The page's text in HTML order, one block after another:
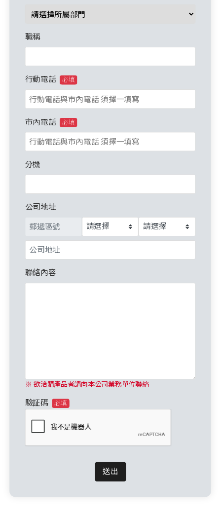
職稱
行動電話 必填
市內電話 必填
分機
公司地址
聯絡內容
※ 欲洽購產品者請向本公司業務單位聯絡
驗証碼 必填
送出